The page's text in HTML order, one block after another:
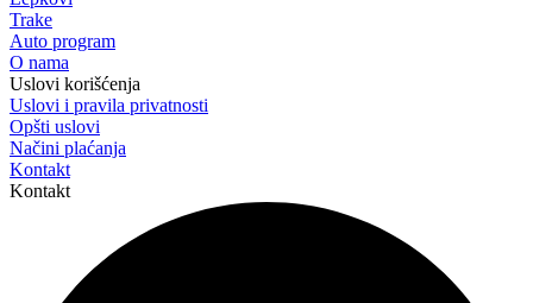
Trake
Auto program
O nama
Uslovi korišćenja
Uslovi i pravila privatnosti
Opšti uslovi
Načini plaćanja
Kontakt
Kontakt